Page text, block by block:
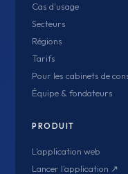
Cas d'usage
Secteurs
Régions
Tarifs
Pour les cabinets de
Équipe & fondateurs
PRODUIT
L'application web
Lancer l'application ↗